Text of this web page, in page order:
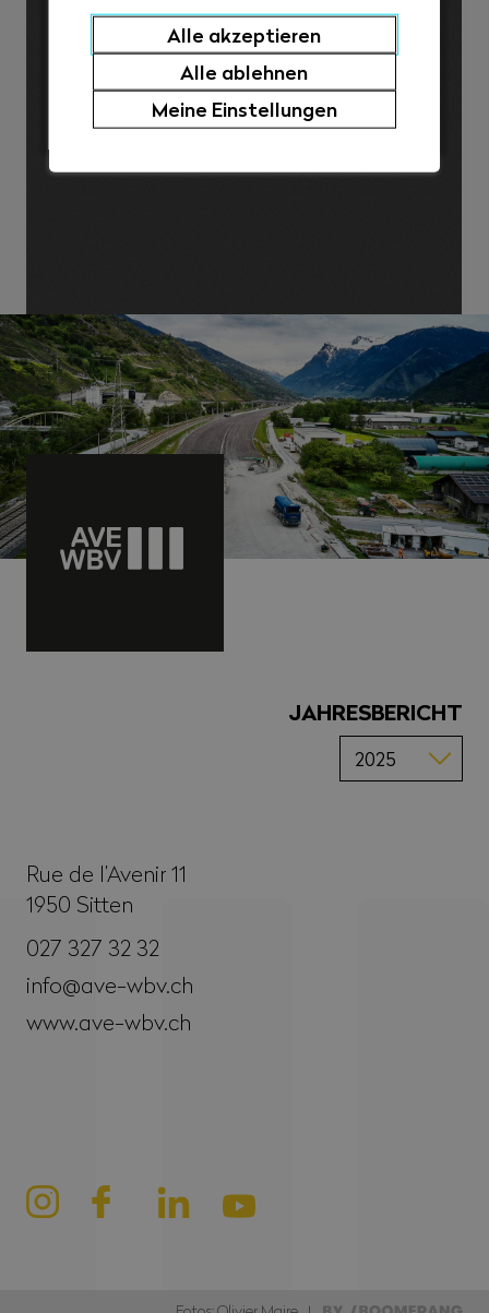
Rue de l’Avenir 11
1950 Sitten
027 327 32 32
info@ave-wbv.ch
www.ave-wbv.ch
JAHRESBERICHT
Alle akzeptieren
Alle ablehnen
Meine Einstellungen